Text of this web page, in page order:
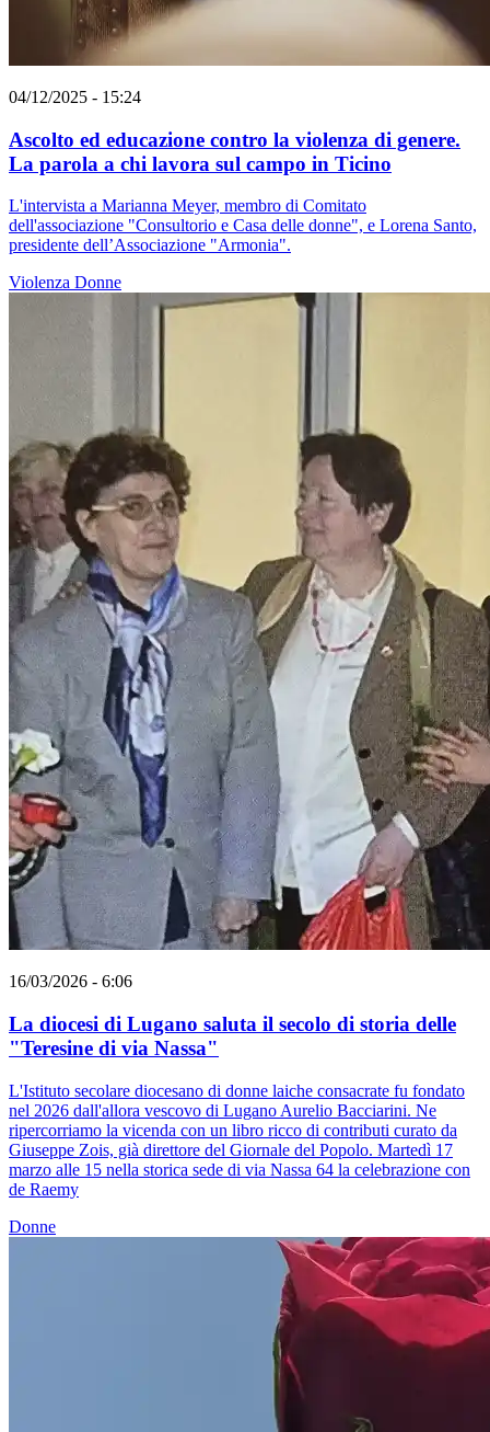
04/12/2025 - 15:24
Ascolto ed educazione contro la violenza di genere.
La parola a chi lavora sul campo in Ticino
L'intervista a Marianna Meyer, membro di Comitato
dell'associazione "Consultorio e Casa delle donne", e Lorena Santo,
presidente dell’Associazione "Armonia".
Violenza Donne
16/03/2026 - 6:06
La diocesi di Lugano saluta il secolo di storia delle
"Teresine di via Nassa"
L'Istituto secolare diocesano di donne laiche consacrate fu fondato
nel 2026 dall'allora vescovo di Lugano Aurelio Bacciarini. Ne
ripercorriamo la vicenda con un libro ricco di contributi curato da
Giuseppe Zois, già direttore del Giornale del Popolo. Martedì 17
marzo alle 15 nella storica sede di via Nassa 64 la celebrazione con
de Raemy
Donne